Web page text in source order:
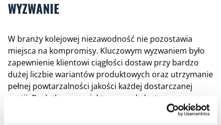
WYZWANIE
W branży kolejowej niezawodność nie pozostawia
miejsca na kompromisy. Kluczowym wyzwaniem było
zapewnienie klientowi ciągłości dostaw przy bardzo
dużej liczbie wariantów produktowych oraz utrzymanie
pełnej powtarzalności jakości każdej dostarczanej
partii. Dodatkowo projekt wymagał elastycznego
podejścia do zmian konstrukcyjnych i bieżącego
dostosowywania produkcji do dynamicznie